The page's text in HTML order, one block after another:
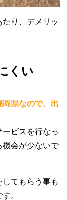
り、デメリッ
くい
岡県なので、出
ビスを行なっ
機会が少ないで
てもらう事も
。